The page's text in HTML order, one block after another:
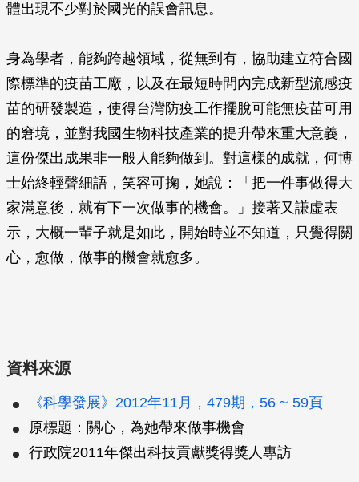
體出現不少對於國光的誤會訊息。
身為學者，能夠跨越領域，從無到有，協助建立符合國
際標準的疫苗工廠，以及在最短時間內完成新型流感疫
苗的研發製造，使得台灣防疫工作擺脫可能無疫苗可用
的窘境，並對我國生物科技產業的提升帶來重大意義，
這份傑出成果非一般人能夠做到。對這樣的成就，何博
士始終輕聲細語，笑容可掬，她說：「把一件事做得大
家滿意後，就有下一次做事的機會。」接著又謙虛表
示，大概一輩子就是如此，開始時並不知道，只覺得關
心，愈做，做事的機會就愈多。
資料來源
《科學發展》2012年11月，479期，56 ~ 59頁
原標題：關心，為她帶來做事機會
行政院2011年傑出科技貢獻獎得獎人專訪